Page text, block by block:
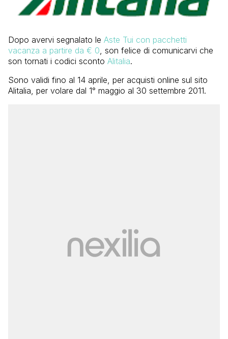
Dopo avervi segnalato le Aste Tui con pacchetti
vacanza a partire da € 0 , son felice di comunicarvi che
son tornati i codici sconto Alitalia.
Sono validi fino al 14 aprile, per acquisti online sul sito
Alitalia, per volare dal 1° maggio al 30 settembre 2011.